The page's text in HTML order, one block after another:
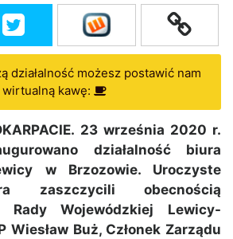
działalność możesz postawić nam
wirtualną kawę:
23 września 2020 r.
działalność biura
w Brzozowie. Uroczyste
zaszczycili obecnością
Rady Wojewódzkiej Lewicy-
Wiesław Buż, Członek Zarządu